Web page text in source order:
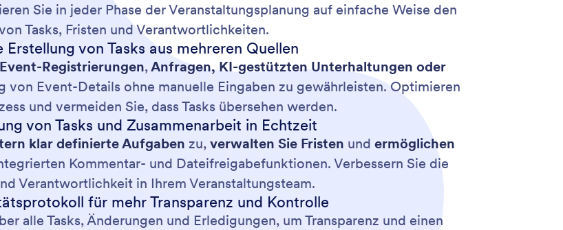
Sie in jeder Phase der Veranstaltungsplanung auf einfache Weise den
Tasks, Fristen und Verantwortlichkeiten.
von Tasks aus mehreren Quellen
Registrierungen,Anfragen, KI-gestützten Unterhaltungen oder
von Event-Details ohne manuelle Eingaben zu gewährleisten. Optimieren
und vermeiden Sie, dass Tasks übersehen werden.
von Tasks und Zusammenarbeit in Echtzeit
klar definierte Aufgaben zu,verwalten Sie Fristen undermöglichen
Kommentar- und Dateifreigabefunktionen. Verbessern Sie die
Verantwortlichkeit in Ihrem Veranstaltungsteam.
für mehr Transparenz und Kontrolle
alle Tasks, Änderungen und Erledigungen, um Transparenz und einen